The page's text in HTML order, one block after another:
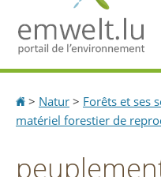
Accueil
> Natur > Forêts et ses
matériel forestier de